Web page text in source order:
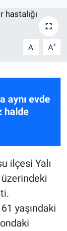
A- A+
aynı evde
halde
ilçesi Yalı
yaşındaki